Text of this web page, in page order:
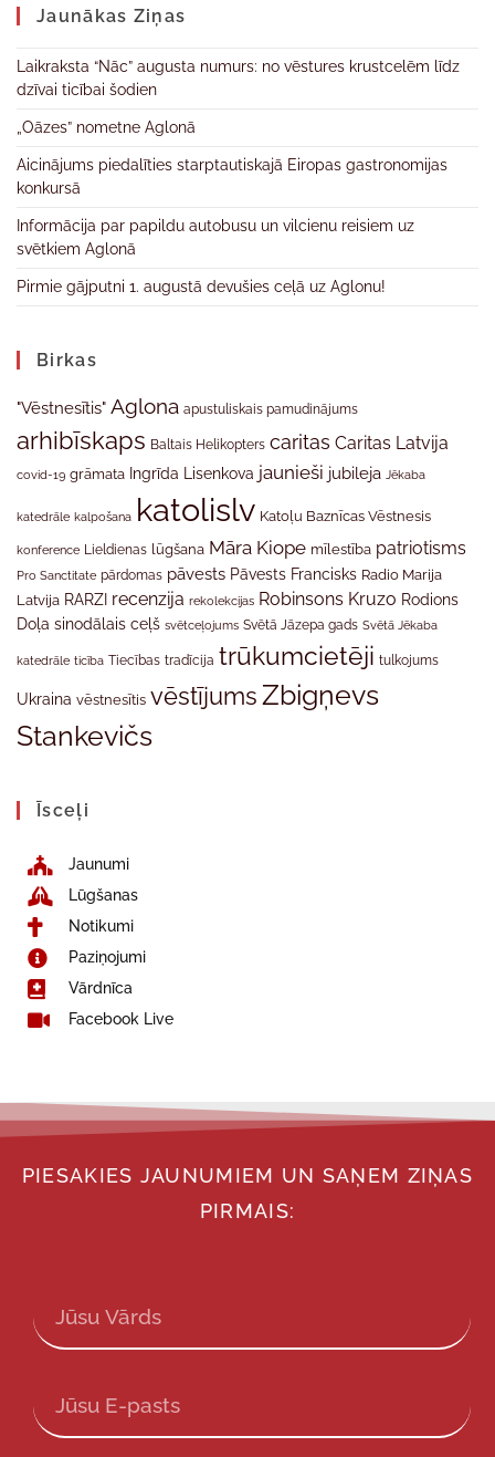
Jaunākas Ziņas
Laikraksta “Nāc” augusta numurs: no vēstures krustcelēm līdz
dzīvai ticībai šodien
„Oāzes” nometne Aglonā
Aicinājums piedalīties starptautiskajā Eiropas gastronomijas
konkursā
Informācija par papildu autobusu un vilcienu reisiem uz
svētkiem Aglonā
Pirmie gājputni 1. augustā devušies ceļā uz Aglonu!
Birkas
"Vēstnesītis" Aglona apustuliskais pamudinājums
arhibīskaps Baltais Helikopters caritas Caritas Latvija
covid-19 grāmata Ingrīda Lisenkova jaunieši jubileja Jēkaba
katedrāle kalpošana katolislv Katoļu Baznīcas Vēstnesis
konference Lieldienas lūgšana Māra Kiope mīlestība patriotisms
Pro Sanctitate pārdomas pāvests Pāvests Francisks Radio Marija
Latvija RARZI recenzija rekolekcijas Robinsons Kruzo Rodions
Doļa sinodālais ceļš svētceļojums Svētā Jāzepa gads Svētā Jēkaba
katedrāle ticība Tiecības tradīcija trūkumcietēji tulkojums
Ukraina vēstnesītis vēstījumsZbigņevs
Stankevičs
Īsceļi
Jaunumi
Lūgšanas
Notikumi
Paziņojumi
Vārdnīca
Facebook Live
PIESAKIES JAUNUMIEM UN SAŅEM ZIŅAS
PIRMAIS: